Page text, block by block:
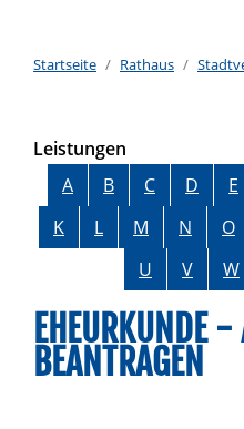
Startseite Rathaus
Leistungen
Alphabetisches Register
A B C D E
K
L M N O
U
V W
EHEURKUNDE
BEANTRAGEN